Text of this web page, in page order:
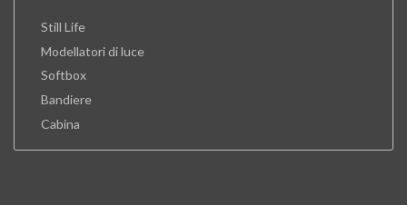
Still Life
Modellatori di luce
Softbox
Bandiere
Cabina